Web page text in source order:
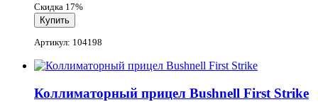
Скидка 17%
Артикул: 104198
Коллиматорный прицел Bushnell First Strike